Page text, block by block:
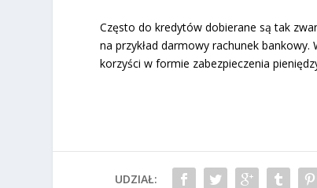
Często do kredytów dobierane są tak
na przykład darmowy rachunek
korzyści w formie zabezpieczenia
UDZIAŁ: